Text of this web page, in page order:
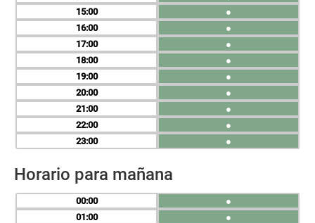
15
16
17
18
19
20
21
22
23
●
●
●
●
●
●
●
●
●
Horario para mañana
00
01
●
●